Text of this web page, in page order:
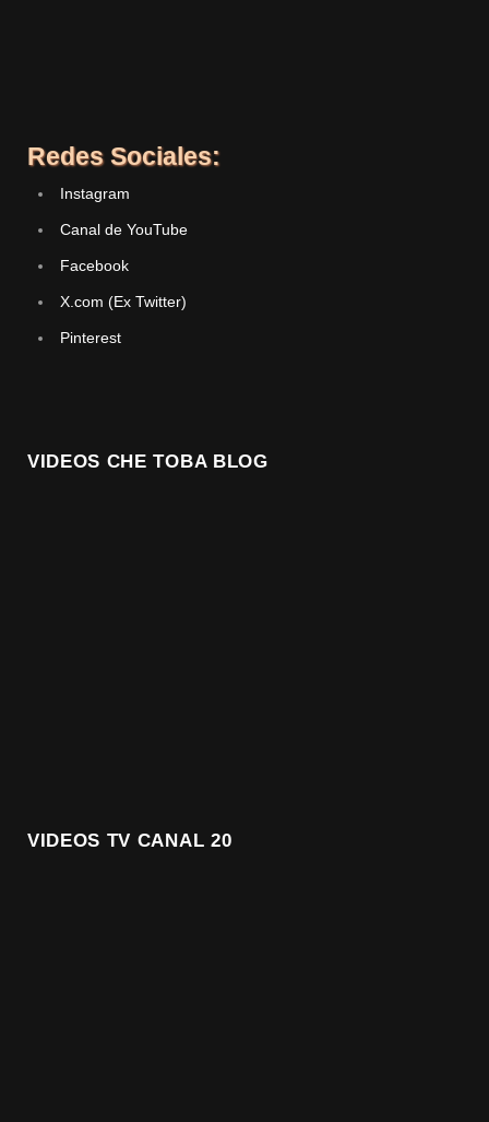
Redes Sociales:
Instagram
Canal de YouTube
Facebook
X.com (Ex Twitter)
Pinterest
VIDEOS CHE TOBA BLOG
VIDEOS TV CANAL 20